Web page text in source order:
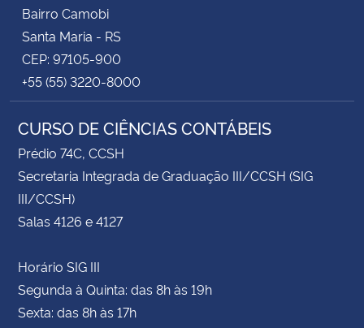
Bairro Camobi
Santa Maria - RS
CEP: 97105-900
+55 (55) 3220-8000
CURSO DE CIÊNCIAS CONTÁBEIS
Prédio 74C, CCSH
Secretaria Integrada de Graduação III/CCSH (SIG
III/CCSH)
Salas 4126 e 4127
Horário SIG III
Segunda à Quinta: das 8h às 19h
Sexta: das 8h às 17h